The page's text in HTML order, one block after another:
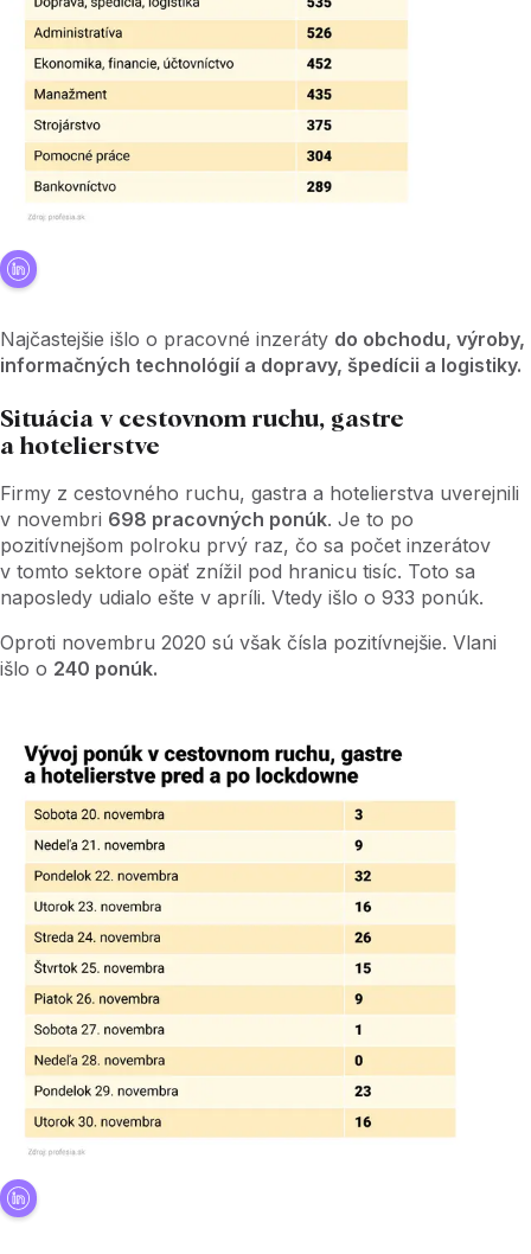
Najčastejšie išlo o pracovné inzeráty do obchodu, výroby,
informačných technológií a dopravy, špedícii a logistiky.
Situácia v cestovnom ruchu, gastre
a hotelierstve
Firmy z cestovného ruchu, gastra a hotelierstva uverejnili
v novembri 698 pracovných ponúk. Je to po
pozitívnejšom polroku prvý raz, čo sa počet inzerátov
v tomto sektore opäť znížil pod hranicu tisíc. Toto sa
naposledy udialo ešte v apríli. Vtedy išlo o 933 ponúk.
Oproti novembru 2020 sú však čísla pozitívnejšie. Vlani
išlo o 240 ponúk.